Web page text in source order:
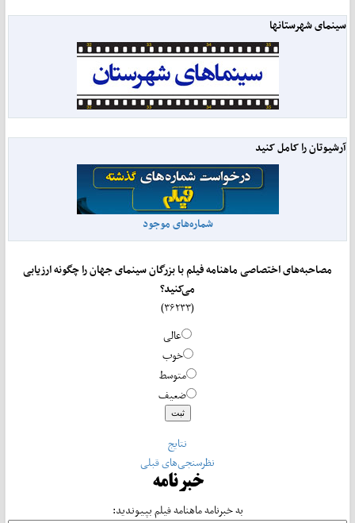
سینمای شهرستانها
آرشیوتان را کامل کنید
شماره‌های موجود
مصاحبه‌های اختصاصی ماهنامه فیلم با بزرگان سینمای جهان را چگونه ارزیابی
می‌کنید؟
عالی
خوب
متوسط
ضعیف
نتایج
نظرسنجی‌های قبلی
خبرنامه
به خبرنامه ماهنامه فیلم بپیوندید: